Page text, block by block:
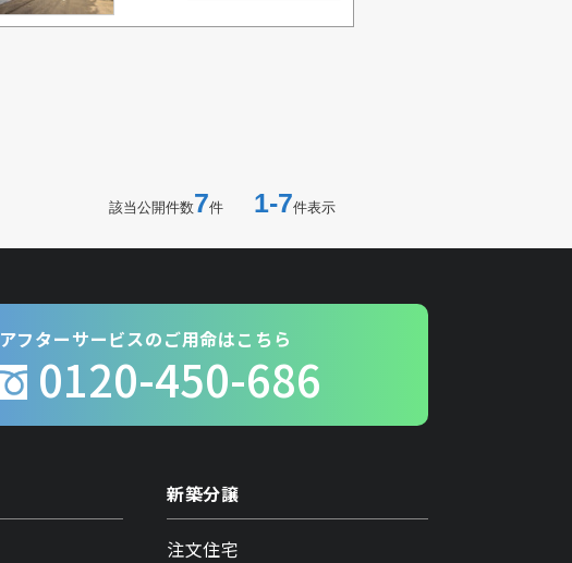
該当公開件数7件 1-7件表示
アフターサービスのご用命はこちら
0120-450-686
新築分譲
注文住宅